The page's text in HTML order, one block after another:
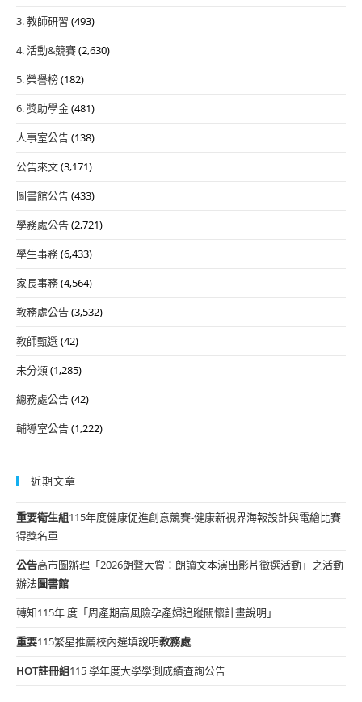
3. 教師研習 (493)
4. 活動&競賽(2,630)
5. 榮譽榜(182)
6. 獎助學金(481)
人事室公告(138)
公告來文(3,171)
圖書館公告(433)
學務處公告(2,721)
學生事務(6,433)
家長事務(4,564)
教務處公告(3,532)
教師甄選(42)
未分類(1,285)
總務處公告(42)
輔導室公告(1,222)
近期文章
重要衛生組115年度健康促進創意競賽-健康新視界海報設計與電繪比賽
得獎名單
公告高市圖辦理「2026朗聲大賞：朗讀文本演出影片徵選活動」之活動
辦法圖書館
轉知115年 度「周產期高風險孕產婦追蹤關懷計畫說明」
重要115繁星推薦校內選填說明教務處
HOT註冊組115 學年度大學學測成績查詢公告